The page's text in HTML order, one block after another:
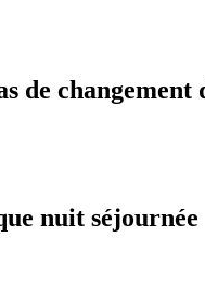
de changement
nuit séjournée